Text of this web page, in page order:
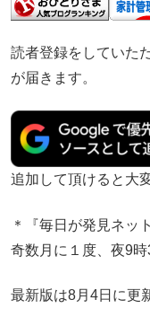
読者登録をしていた
が届きます。
追加して頂けると大
＊『毎日が発見ネッ
奇数月に１度、夜9時
最新版は8月4日に更